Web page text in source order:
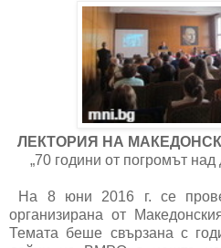
ЛЕКТОРИЯ НА
„70 години от погромът
На 8 юни 2016 г. се
организирана от
Темата беше свързана с